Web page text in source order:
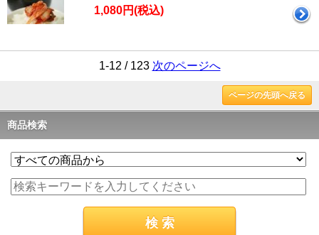
1,080円(税込)
1-12 / 123 次のページへ
ページの先頭へ戻る
商品検索